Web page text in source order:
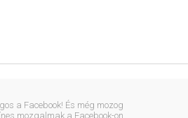
a Facebook! És még mozog
mozgalmak a Facebook-on